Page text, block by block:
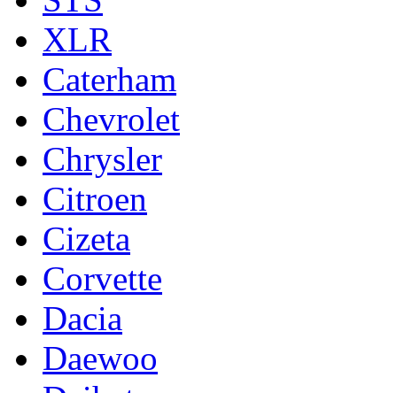
XLR
Caterham
Chevrolet
Chrysler
Citroen
Cizeta
Corvette
Dacia
Daewoo